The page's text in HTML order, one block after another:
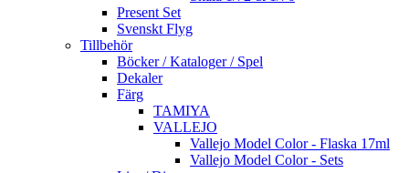
Present Set
Svenskt Flyg
Tillbehör
Böcker / Kataloger / Spel
Dekaler
Färg
TAMIYA
VALLEJO
Vallejo Model Color - Flaska 17ml
Vallejo Model Color - Sets